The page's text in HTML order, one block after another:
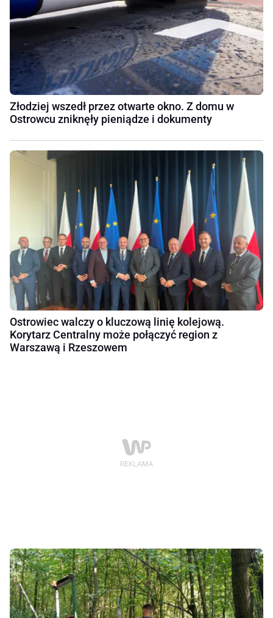
Złodziej wszedł przez otwarte okno. Z domu w
Ostrowcu zniknęły pieniądze i dokumenty
Ostrowiec walczy o kluczową linię kolejową.
Korytarz Centralny może połączyć region z
Warszawą i Rzeszowem